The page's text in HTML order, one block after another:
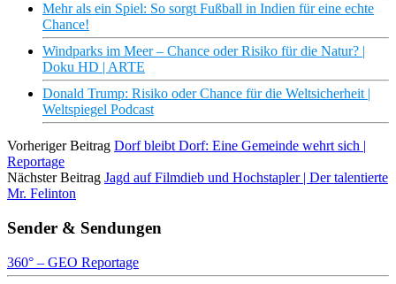
Mehr als ein Spiel: So sorgt Fußball in Indien für eine echte
Chance!
Windparks im Meer – Chance oder Risiko für die Natur? |
Doku HD | ARTE
Donald Trump: Risiko oder Chance für die Weltsicherheit |
Weltspiegel Podcast
Vorheriger Beitrag Dorf bleibt Dorf: Eine Gemeinde wehrt sich |
Reportage
Nächster Beitrag Jagd auf Filmdieb und Hochstapler | Der talentierte
Mr. Felinton
Sender & Sendungen
360° – GEO Reportage